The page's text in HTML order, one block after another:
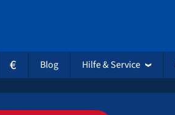
€ Blog Hilfe & Service